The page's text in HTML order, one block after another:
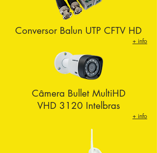
Câmera Bullet MultiHD
VHD 3120 Intelbras
+ info
Conversor Balun UTP CFTV HD
+ info